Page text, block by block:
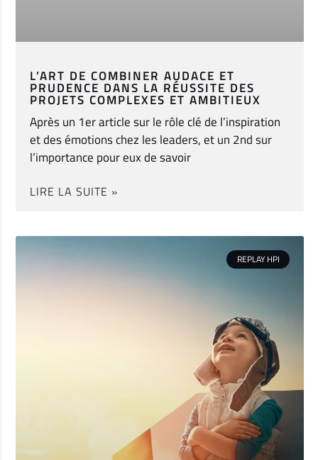
L’ART DE COMBINER AUDACE ET
PRUDENCE DANS LA RÉUSSITE DES
PROJETS COMPLEXES ET AMBITIEUX
Après un 1er article sur le rôle clé de l’inspiration
et des émotions chez les leaders, et un 2nd sur
l’importance pour eux de savoir
LIRE LA SUITE »
REPLAY HPI